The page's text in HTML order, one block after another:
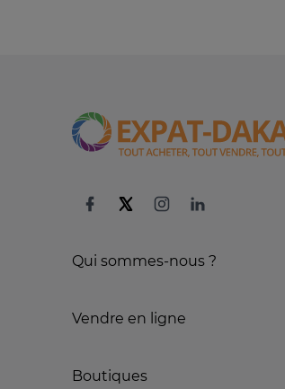
Qui sommes-nous ?
Vendre en ligne
Boutiques